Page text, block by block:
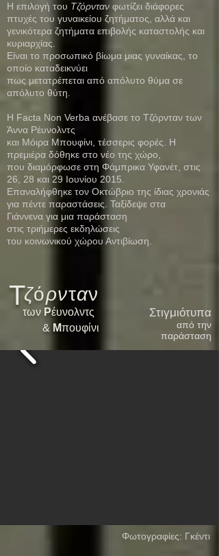
Η επιλογή του Τζόρνταν φωτίζει διάφορες
πτυχές του γυναικείου ζητήματος, αλλά και
γενικότερα ζητήματα επιβολής καταστολής και
κυριαρχίας.
Είναι το προσωπικό βίωμα μιας γυναίκας, το
οποίο καταδεικνύει
πως μετατρέπεται από απόλυτο θύμα σε
απόλυτο θύτη.
H Facta Non Verba ανέβασε το Τζόρνταν των
Άννα Ρέυνολντς
και Μόιρα Μπουφίνι, τέσσερις φορές. Η
πρεμιέρα δόθηκε στο νέο της χώρο,
που διαμόρφωσε στη Φάμπρικα Υφανέτ, στις
26, 28 και 29 Ιουνίου 2015.
Επαναλήφθηκε τον Οκτώβριο της ίδιας χρονιάς
για πέντε παραστάσεις. Ταξίδεψε στα
Γιάννενα για μια παράσταση
στις τριήμερες εκδηλώσεις
του κοινωνικού χώρου Αντιβίωση.
Στιγμιότυπα
από την
παράσταση
Τζόρνταν
των Ρέυνολντς
& Μπουφίνι
Φωτογραφίες: Γκέντι